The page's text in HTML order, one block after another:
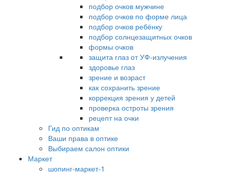
подбор очков мужчине
подбор очков по форме лица
подбор очков ребёнку
подбор солнцезащитных очков
формы очков
защита глаз от УФ-излучения
здоровье глаз
зрение и возраст
как сохранить зрение
коррекция зрения у детей
проверка остроты зрения
рецепт на очки
Гид по оптикам
Ваши права в оптике
Выбираем салон оптики
Маркет
шопинг-маркет-1